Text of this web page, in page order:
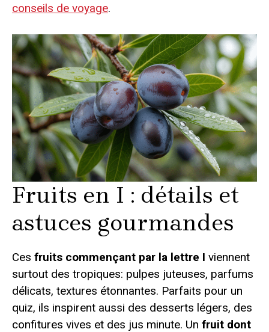
conseils de voyage.
Fruits en I : détails et
astuces gourmandes
Ces fruits commençant par la lettre I viennent
surtout des tropiques: pulpes juteuses, parfums
délicats, textures étonnantes. Parfaits pour un
quiz, ils inspirent aussi des desserts légers, des
confitures vives et des jus minute. Un fruit dont